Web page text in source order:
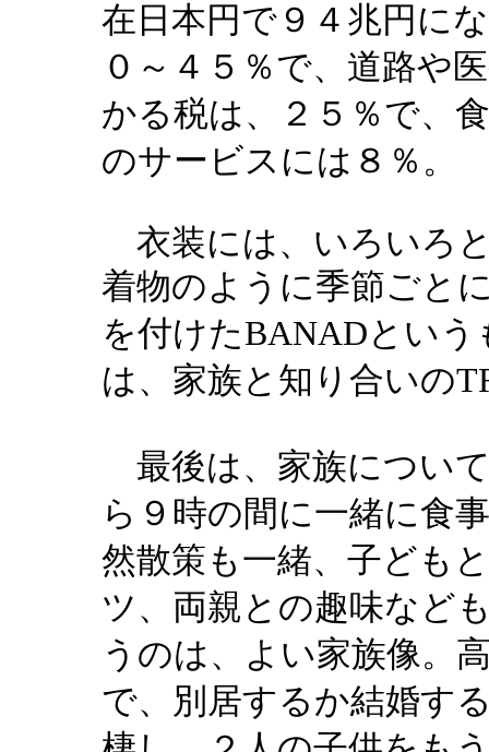
在日本円で９４兆円に
０～４５％で、道路や
かる税は、２５％で、
のサービスには８％。
衣装には、いろいろ
着物のように季節ごと
を付けたBANADとい
は、家族と知り合いの
最後は、家族につい
ら９時の間に一緒に食
然散策も一緒、子ども
ツ、両親との趣味など
うのは、よい家族像。
で、別居するか結婚す